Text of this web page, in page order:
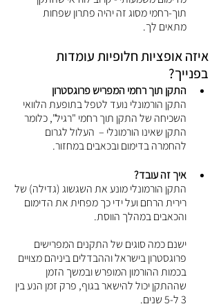
תוך-רחמי מסוג זה יהיה פתרון שפחות
מתאים לך.
איזה אופציות חלופיות עומדות
בפנייך?
התקן תוך רחמי המפריש פרוגסטרון
התקן הורמונלי נועד לטפל בתופעת הלוואי
השכיחה של התקן תוך רחמי "רגיל", כלומר
התקן שאינו הורמונלי –  העלול לגרום
להחמרה בדימום ובכאבים במחזור.
איך זה עובד?
התקן הורמונלי מונע את השגשוג (גדילה) של
רירית הרחם ועל ידי כך מפחית את הדימום
והכאבים במהלך הווסת.
ישנם כמה סוגים של התקנים המפרישים
פרוגסטרון בישראל וההבדלים ביניהם מצויים
בכמות ההורמון המופרש ובמשך הזמן
שההתקן יכול להישאר בגוף, פרק זמן הנע בין
3 ל-5 שנים.